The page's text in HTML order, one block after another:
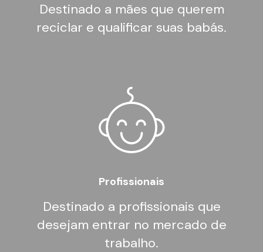
Destinado a mães que querem
reciclar e qualificar suas babás.
Profissionais
Destinado a profissionais que
desejam entrar no mercado de
trabalho.